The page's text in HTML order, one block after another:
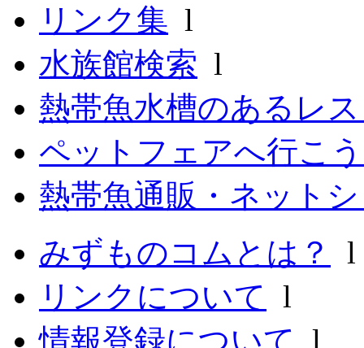
リンク集 l
水族館検索 l
熱帯魚水槽のあるレ
ペットフェアへ行こ
熱帯魚通販・ネット
みずものコムとは？
リンクについて l
情報登録について l